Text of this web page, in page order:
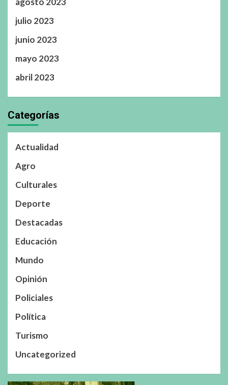
julio 2023
junio 2023
mayo 2023
abril 2023
Categorías
Actualidad
Agro
Culturales
Deporte
Destacadas
Educación
Mundo
Opinión
Policiales
Política
Turismo
Uncategorized